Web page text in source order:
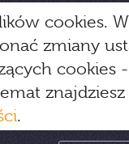
cookies.
zmiany
cookies
.